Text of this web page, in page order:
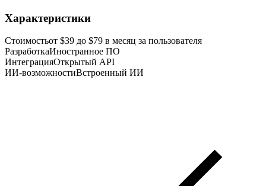
Характеристики
Стоимостьот $39 до $79 в месяц за пользователя
РазработкаИностранное ПО
ИнтеграцияОткрытый API
ИИ-возможностиВстроенный ИИ